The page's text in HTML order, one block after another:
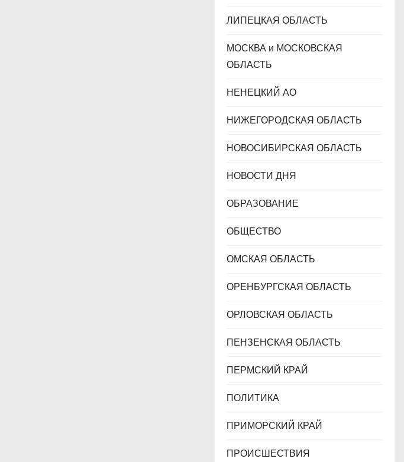
ЛИПЕЦКАЯ ОБЛАСТЬ
МОСКВА и МОСКОВСКАЯ
ОБЛАСТЬ
НЕНЕЦКИЙ АО
НИЖЕГОРОДСКАЯ ОБЛАСТЬ
НОВОСИБИРСКАЯ ОБЛАСТЬ
НОВОСТИ ДНЯ
ОБРАЗОВАНИЕ
ОБЩЕСТВО
ОМСКАЯ ОБЛАСТЬ
ОРЕНБУРГСКАЯ ОБЛАСТЬ
ОРЛОВСКАЯ ОБЛАСТЬ
ПЕНЗЕНСКАЯ ОБЛАСТЬ
ПЕРМСКИЙ КРАЙ
ПОЛИТИКА
ПРИМОРСКИЙ КРАЙ
ПРОИСШЕСТВИЯ